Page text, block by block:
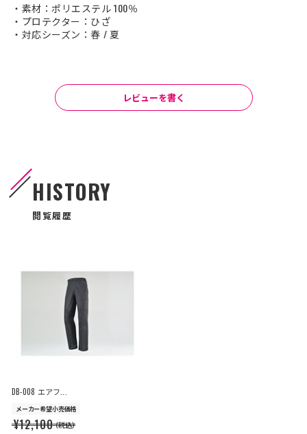
・素材：ポリエステル 100％
・プロテクター：ひざ
・対応シーズン：春 / 夏
レビューを書く
HISTORY
閲覧履歴
DB-008 エアフ...
メーカー希望小売価格
¥12,100（税込）